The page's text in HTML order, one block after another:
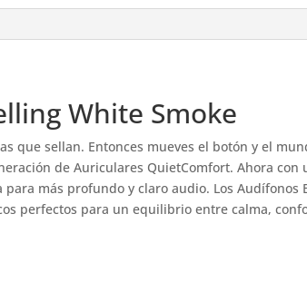
White Smoke
que sellan. Entonces mueves el botón y el
de Auriculares QuietComfort. Ahora con
más profundo y claro audio. Los Audífonos
perfectos para un equilibrio entre calma,